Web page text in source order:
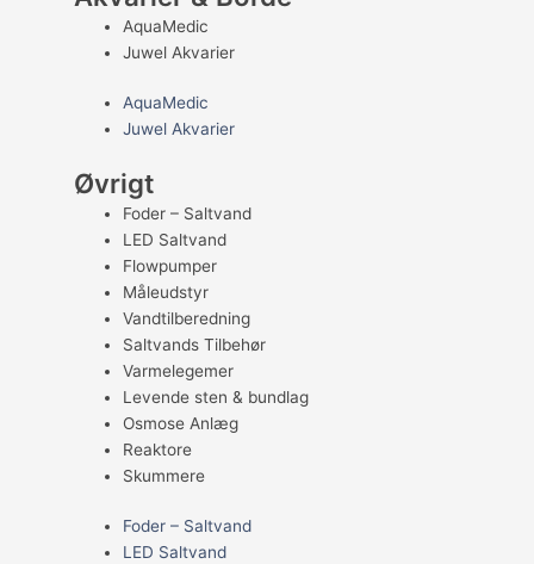
AquaMedic
Juwel Akvarier
AquaMedic
Juwel Akvarier
Øvrigt
Foder – Saltvand
LED Saltvand
Flowpumper
Måleudstyr
Vandtilberedning
Saltvands Tilbehør
Varmelegemer
Levende sten & bundlag
Osmose Anlæg
Reaktore
Skummere
Foder – Saltvand
LED Saltvand